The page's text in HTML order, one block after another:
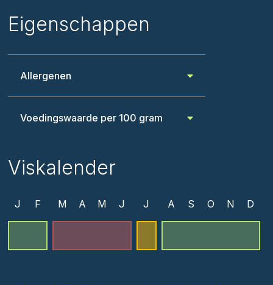
Eigenschappen
Allergenen
Voedingswaarde per 100 gram
Viskalender
J F M A M J J A S O N D